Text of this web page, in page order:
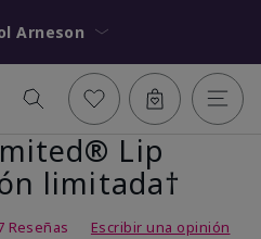
Carol Arneson
Lip
limitada†
de 5
Reseñas Escribir una opinión